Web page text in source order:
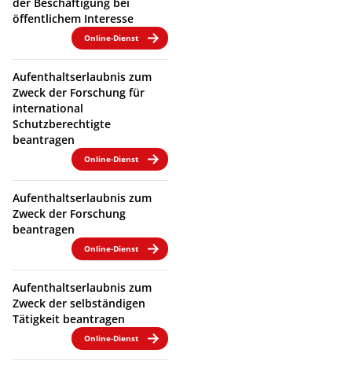
öffentlichem Interesse
Online-Dienst
Aufenthaltserlaubnis zum
Zweck der Forschung für
international
Schutzberechtigte
beantragen
Online-Dienst
Aufenthaltserlaubnis zum
Zweck der Forschung
beantragen
Online-Dienst
Aufenthaltserlaubnis zum
Zweck der selbständigen
Tätigkeit beantragen
Online-Dienst